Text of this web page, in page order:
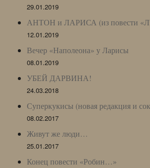
29.01.2019
АНТОН и ЛАРИСА (из повести
12.01.2019
Вечер «Наполеона» у Ларисы
08.01.2019
УБЕЙ ДАРВИНА!
24.03.2018
Суперкукисы (новая редакция и
08.02.2017
Живут же люди…
25.01.2017
Конец повести «Робин…»